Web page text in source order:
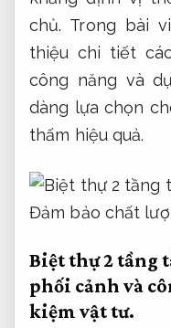
chủ. Trong bài
thiệu chi tiết
công năng và
dàng lựa chọn
thấm hiệu quả.
Đảm bảo chất
Biệt thự 2 tầng
phối cảnh và
kiệm vật tư.